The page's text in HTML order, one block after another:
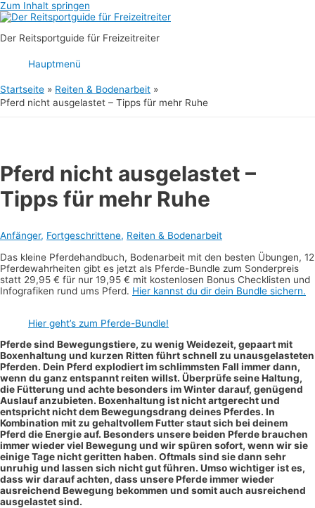
Zum Inhalt springen
Der Reitsportguide für Freizeitreiter
Hauptmenü
Startseite
Reiten & Bodenarbeit
Pferd nicht ausgelastet – Tipps für mehr Ruhe
Pferd nicht ausgelastet –
Tipps für mehr Ruhe
Anfänger, Fortgeschrittene, Reiten & Bodenarbeit
Das kleine Pferdehandbuch, Bodenarbeit mit den besten Übungen, 12
Pferdewahrheiten gibt es jetzt als Pferde-Bundle zum Sonderpreis
statt 29,95 € für nur 19,95 € mit kostenlosen Bonus Checklisten und
Infografiken rund ums Pferd. Hier kannst du dir dein Bundle sichern.
Hier geht’s zum Pferde-Bundle!
Pferde sind Bewegungstiere, zu wenig Weidezeit, gepaart mit
Boxenhaltung und kurzen Ritten führt schnell zu unausgelasteten
Pferden. Dein Pferd explodiert im schlimmsten Fall immer dann,
wenn du ganz entspannt reiten willst. Überprüfe seine Haltung,
die Fütterung und achte besonders im Winter darauf, genügend
Auslauf anzubieten. Boxenhaltung ist nicht artgerecht und
entspricht nicht dem Bewegungsdrang deines Pferdes. In
Kombination mit zu gehaltvollem Futter staut sich bei deinem
Pferd die Energie auf. Besonders unsere beiden Pferde brauchen
immer wieder viel Bewegung und wir spüren sofort, wenn wir sie
einige Tage nicht geritten haben. Oftmals sind sie dann sehr
unruhig und lassen sich nicht gut führen. Umso wichtiger ist es,
dass wir darauf achten, dass unsere Pferde immer wieder
ausreichend Bewegung bekommen und somit auch ausreichend
ausgelastet sind.